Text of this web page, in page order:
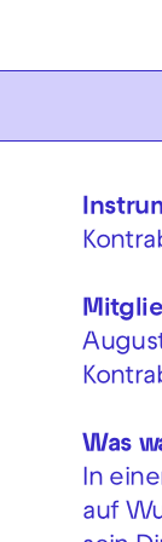
Zum
Was
In
auf